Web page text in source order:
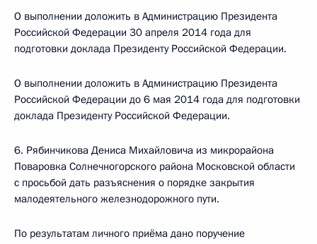
О выполнении доложить в Администрацию Президента
Российской Федерации 30 апреля 2014 года для
подготовки доклада Президенту Российской Федерации.
О выполнении доложить в Администрацию Президента
Российской Федерации до 6 мая 2014 года для подготовки
доклада Президенту Российской Федерации.
6. Рябинчикова Дениса Михайловича из микрорайона
Поваровка Солнечногорского района Московской области
с просьбой дать разъяснения о порядке закрытия
малодеятельного железнодорожного пути.
По результатам личного приёма дано поручение